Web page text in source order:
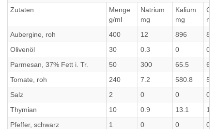
Zutaten
Menge
g/ml
Natrium
mg
Kalium
mg
mg
Aubergine, roh
400 12 896
Olivenöl
30 0.3 0
0
Parmesan, 37% Fett i. Tr.
50 300 65.5
Tomate, roh
240 7.2 580.8
Salz
2 0 0
0
Thymian
10 0.9 13.1
Pfeffer, schwarz
1 0 0
0